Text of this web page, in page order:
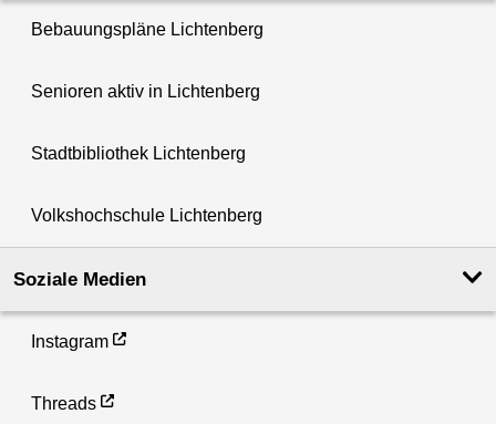
Bebauungspläne Lichtenberg
Senioren aktiv in Lichtenberg
Stadtbibliothek Lichtenberg
Volkshochschule Lichtenberg
Soziale Medien
Instagram
Threads